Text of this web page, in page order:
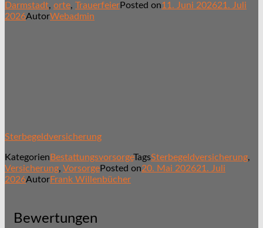
Darmstadt, orte, TrauerfeierPosted on11. Juni 202621. Juli
2026AutorWebadmin
Sterbegeldversicherung
Kategorien BestattungsvorsorgeTagsSterbegeldversicherung,
Versicherung, VorsorgePosted on20. Mai 202621. Juli
2026AutorFrank Willenbücher
Bewertungen